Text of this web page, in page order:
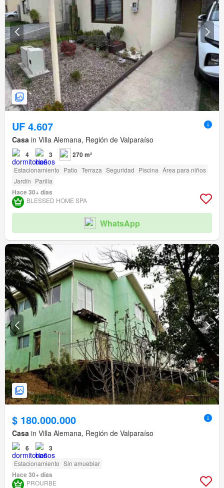
UF 4.607
Casa in Villa Alemana, Región de Valparaíso
4 3 270 m²
Estacionamiento Patio Terraza Seguridad Piscina Área para niños
Jardín Parilla
Hace 30+ días
BLESSED HOME SPA
WhatsApp
$ 180.000.000
Casa in Villa Alemana, Región de Valparaíso
6 3
Estacionamiento Sin amueblar
Hace 30+ días
PROURBE